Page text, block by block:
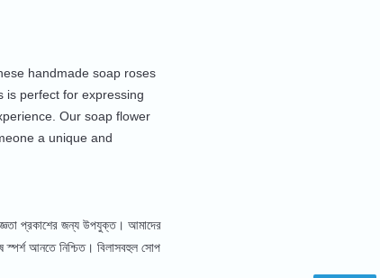
handmade soap roses
is perfect for expressing
Our soap flower
a unique and
প্রকাশের জন্য উপযুক্ত। আমাদের
স্পর্শ আনতে নিশ্চিত। বিলাসবহুল সোপ